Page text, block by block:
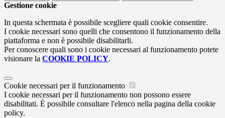
Gestione cookie
In questa schermata è possibile scegliere quali cookie consentire.
I cookie necessari sono quelli che consentono il funzionamento della
piattaforma e non è possibile disabilitarli.
Per conoscere quali sono i cookie necessari al funzionamento potete
visionare la COOKIE POLICY.
Cookie necessari per il funzionamento
I cookie necessari per il funzionamento non possono essere
disabilitati. È possibile consultare l'elenco nella pagina della cookie
policy.